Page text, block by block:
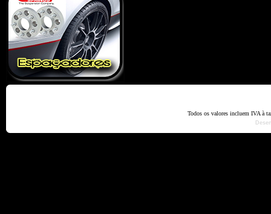
Todos os valores incluem IVA à